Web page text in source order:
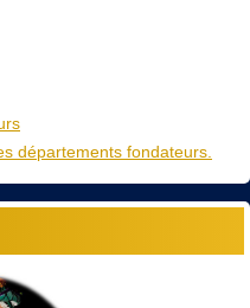
départements fondateurs.